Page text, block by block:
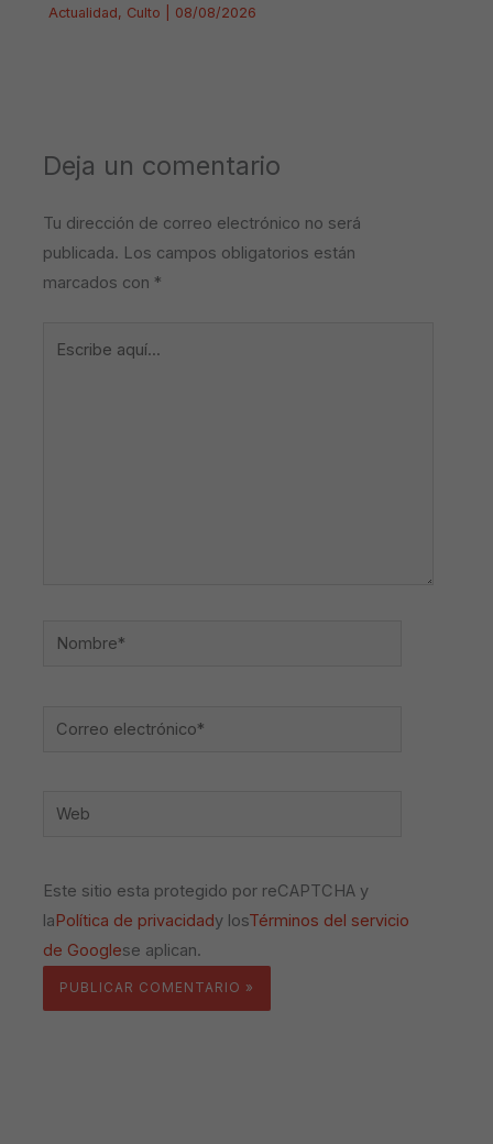
Actualidad, Culto 08/08/2026
Deja un comentario
Tu dirección de correo electrónico no será
publicada. Los campos obligatorios están
marcados con *
Nombre*
Correo
Web
Este sitio esta protegido por reCAPTCHA y
laPolítica de privacidady losTérminos del servicio
de Googlese aplican.